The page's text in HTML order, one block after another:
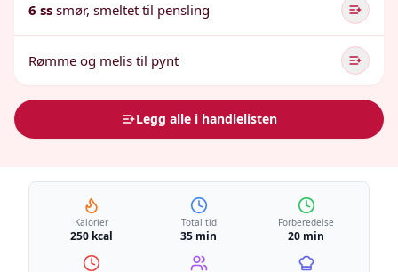
6 ss smør, smeltet til pensling
Rømme og melis til pynt
Legg alle i handlelisten
Kalorier
250 kcal
Total tid
35 min
Forberedelse
20 min